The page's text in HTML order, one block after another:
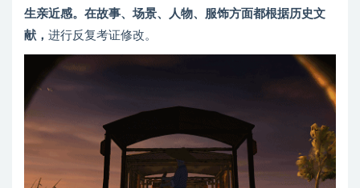
生亲近感。在故事、场景、人物、服饰方面都根据历史文
献， 进行反复考证修改。